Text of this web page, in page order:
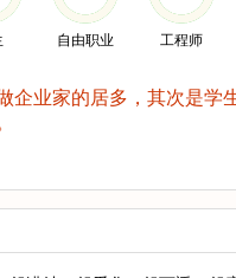
自由职业 工程师
企业家的居多，其次是学